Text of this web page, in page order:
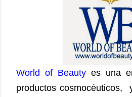
World of Beauty es una
productos cosmocéuticos,